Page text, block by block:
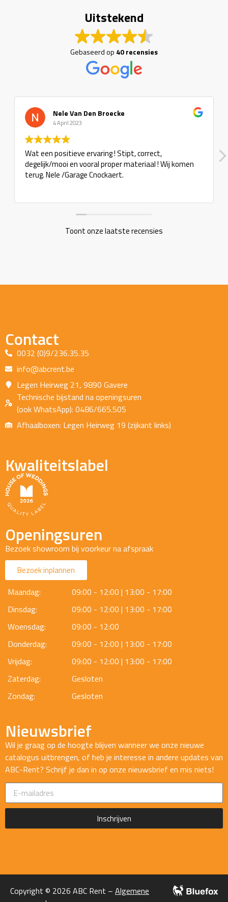
Uitstekend
Gebaseerd op 40 recensies
Nele Van Den Broecke
4 April 2023
Wat een positieve ervaring ! Stipt, correct,
degelijk/mooi en vooral proper materiaal ! Wij komen
terug. Nele /Garage Cnockaert.
Toont onze laatste recensies
Contact
0032 (0)9/236.35.35
info@abcrent.be
Legen Heirweg 21, 9890 Gavere
Technische bijstand na openingsuren
(ook WhatsApp): 0486/665.505
Afhaalboxen: Legen Heirweg 19 (zijkant links)
Kwaliteitslabel
Openingsuren
Bezoek showroom bij voorkeur na afspraak
Bezoek inplannen
Maandag:
09:00 - 12:00 | 13:00 - 17:00
Dinsdag:
09:00 - 12:00 | 13:00 - 17:00
Woensdag:
09:00 - 12:00
Donderdag:
09:00 - 12:00 | 13:00 - 17:00
Vrijdag:
09:00 - 12:00 | 13:00 - 17:00
Zaterdag:
Gesloten
Zondag:
Gesloten
Nieuwsbrief
Wil je graag op de hoogte blijven wanneer we onze nieuwe
catalogus uitbrengen, of heb je interesse in andere updates van
ABC-Rent? Schrijf je dan in op onze nieuwsbrief en mis niets!
Inschrijven
Copyright © 2026 ABC Rent – Algemene